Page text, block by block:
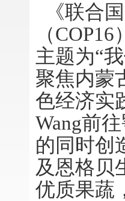
《联合
（
主题为“
聚焦内蒙
色经济实
Wang前
的同时创
及恩格贝
优质果蔬